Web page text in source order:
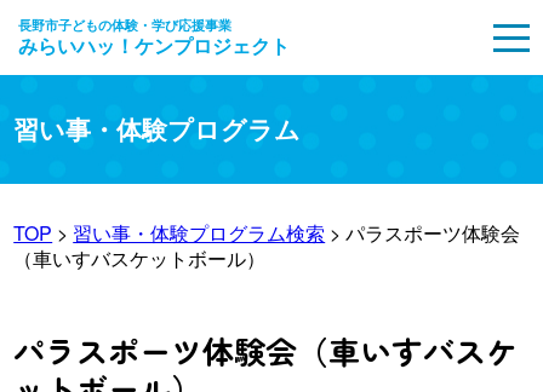
長野市子どもの体験・学び応援事業
みらいハッ！ケンプロジェクト
習い事・体験プログラム
TOP > 習い事・体験プログラム検索 > パラスポーツ体験会
（車いすバスケットボール）
パラスポーツ体験会（車いすバスケ